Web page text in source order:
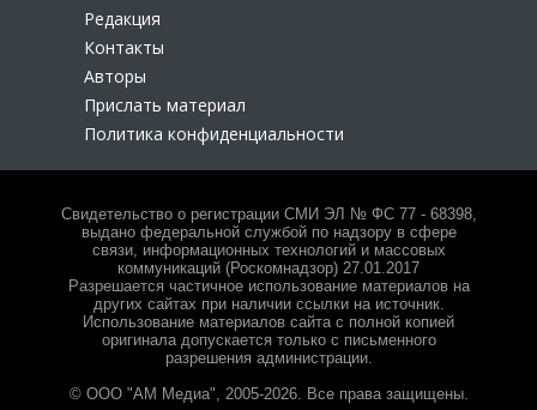
Редакция
Контакты
Авторы
Прислать материал
Политика конфиденциальности
Свидетельство о регистрации СМИ ЭЛ № ФС 77 - 68398,
выдано федеральной службой по надзору в сфере
связи, информационных технологий и массовых
коммуникаций (Роскомнадзор) 27.01.2017
Разрешается частичное использование материалов на
других сайтах при наличии ссылки на источник.
Использование материалов сайта с полной копией
оригинала допускается только с письменного
разрешения администрации.
© ООО "АМ Медиа", 2005-2026. Все права защищены.